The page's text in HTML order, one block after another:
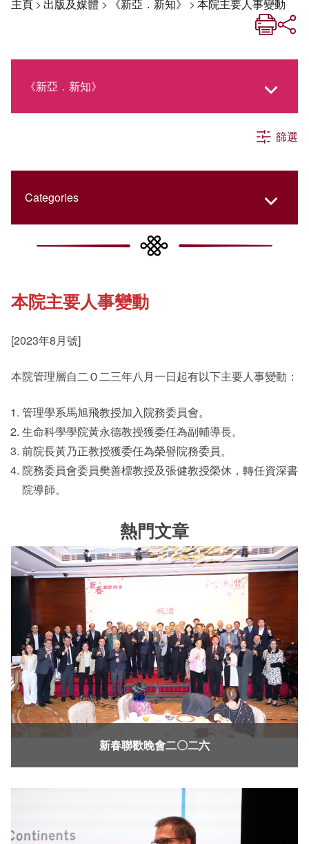
主頁> 出版及媒體 > 《新亞．新知》 > 本院主要人事變動
《新亞．新知》
社交媒體專欄
《新亞簡訊》
《新亞書院概覽》
新亞影集
影片庫
篩選
Categories
College Updates
Cultural Topics
Staff Engagement
Alumni Connections
本院主要人事變動
[2023年8月號]
本院管理層自二Ｏ二三年八月一日起有以下主要人事變動：
管理學系馬旭飛教授加入院務委員會。
生命科學學院黃永德教授獲委任為副輔導長。
前院長黃乃正教授獲委任為榮譽院務委員。
院務委員會委員樊善標教授及張健教授榮休，轉任資深書
院導師。
熱門文章
新春聯歡晚會二〇二六